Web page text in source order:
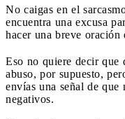
No caigas en el
encuentra una excusa
hacer una breve
Eso no quiere decir que
abuso, por supuesto,
envías una señal de que
negativos.